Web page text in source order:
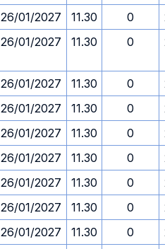
26/01/2027 11.30 0
26/01/2027 11.30 0
26/01/2027 11.30 0
26/01/2027 11.30 0
26/01/2027 11.30 0
26/01/2027 11.30 0
26/01/2027 11.30 0
26/01/2027 11.30 0
26/01/2027 11.30 0